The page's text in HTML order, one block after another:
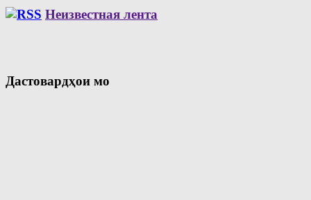
Неизвестная лента
Дастовардҳои мо